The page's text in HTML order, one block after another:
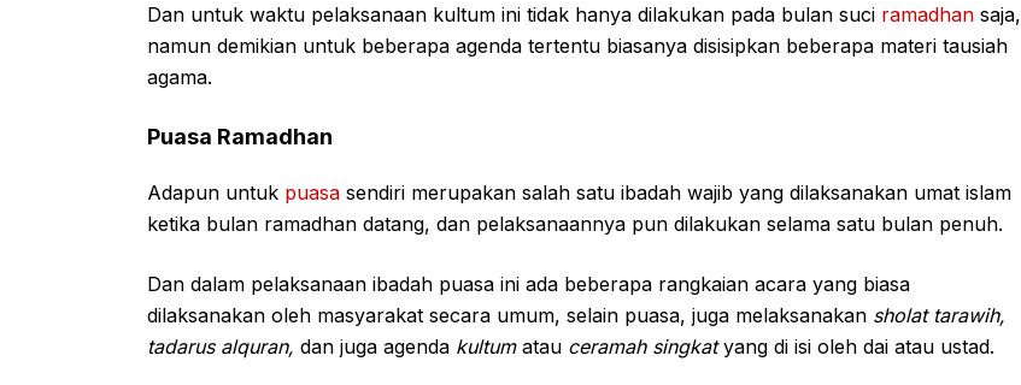
Dan untuk waktu pelaksanaan kultum ini tidak hanya dilakukan pada bulan suci ramadhan saja,
namun demikian untuk beberapa agenda tertentu biasanya disisipkan beberapa materi tausiah
agama.
Puasa Ramadhan
Adapun untuk puasa sendiri merupakan salah satu ibadah wajib yang dilaksanakan umat islam
ketika bulan ramadhan datang, dan pelaksanaannya pun dilakukan selama satu bulan penuh.
Dan dalam pelaksanaan ibadah puasa ini ada beberapa rangkaian acara yang biasa
dilaksanakan oleh masyarakat secara umum, selain puasa, juga melaksanakan sholat tarawih,
tadarus alquran, dan juga agenda kultum atau ceramah singkatyang di isi oleh dai atau ustad.